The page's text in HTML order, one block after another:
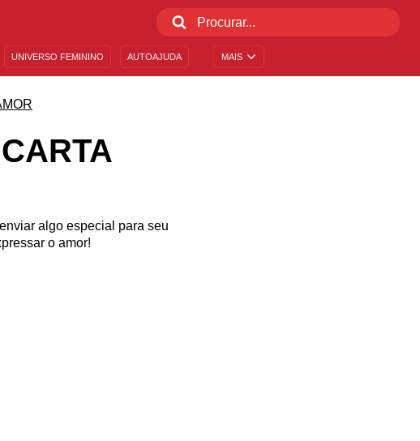
MAIS
UNIVERSO FEMININO AUTOAJUDA
algo especial para seu
o amor!